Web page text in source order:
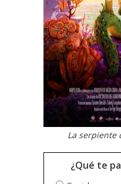
La serpiente
¿Qué te